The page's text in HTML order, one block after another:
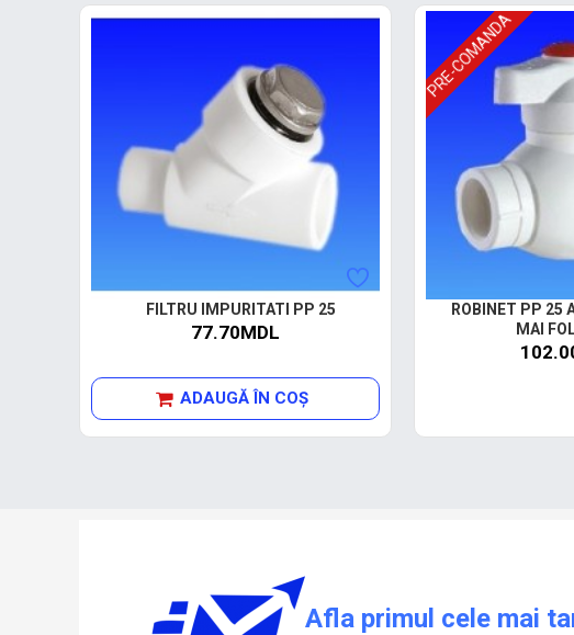
FILTRU IMPURITATI PP 25
77.70MDL
ADAUGĂ ÎN COŞ
PRE-COMANDA
ROBINET PP 25
MAI
Afla primul cele mai